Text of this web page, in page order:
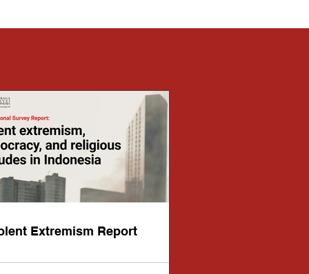
Extremism Report